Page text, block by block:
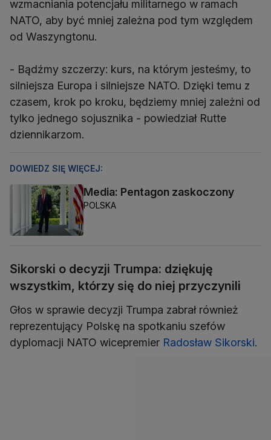
wzmacniania potencjału militarnego w ramach
NATO, aby być mniej zależna pod tym względem
od Waszyngtonu.
- Bądźmy szczerzy: kurs, na którym jesteśmy, to
silniejsza Europa i silniejsze NATO. Dzięki temu z
czasem, krok po kroku, będziemy mniej zależni od
tylko jednego sojusznika - powiedział Rutte
dziennikarzom.
DOWIEDZ SIĘ WIĘCEJ:
Media: Pentagon zaskoczony
POLSKA
Sikorski o decyzji Trumpa: dziękuję
wszystkim, którzy się do niej przyczynili
Głos w sprawie decyzji Trumpa zabrał również
reprezentujący Polskę na spotkaniu szefów
dyplomacji NATO wicepremier Radosław Sikorski.